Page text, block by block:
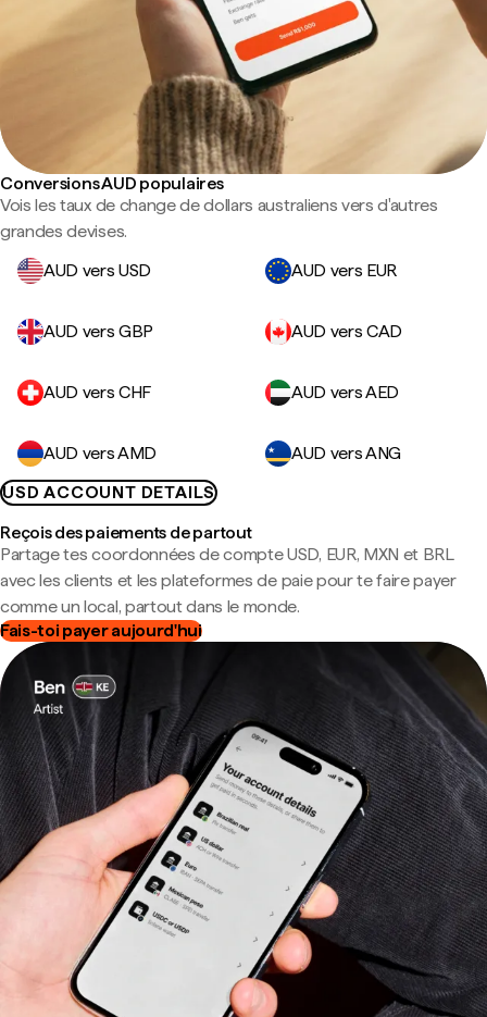
Conversions AUD populaires
Vois les taux de change de dollars australiens vers d'autres
grandes devises.
AUD vers USD
AUD vers EUR
AUD vers GBP AUD vers CAD
AUD vers CHF AUD vers AED
AUD vers AMD
AUD vers ANG
USD ACCOUNT DETAILS
Reçois des paiements de partout
Partage tes coordonnées de compte USD, EUR, MXN et BRL
avec les clients et les plateformes de paie pour te faire payer
comme un local, partout dans le monde.
Fais-toi payer aujourd'hui